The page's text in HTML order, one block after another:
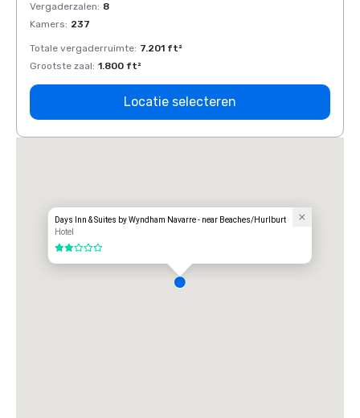
Vergaderzalen: 8
Kamers: 237
Totale vergaderruimte: 7.201 ft²
Grootste zaal: 1.800 ft²
Locatie selecteren
Days Inn & Suites by Wyndham Navarre - near Beaches/Hurlburt
Hotel
2 van 5